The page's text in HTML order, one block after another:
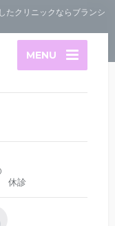
たクリニックならブランシ
MENU
休診